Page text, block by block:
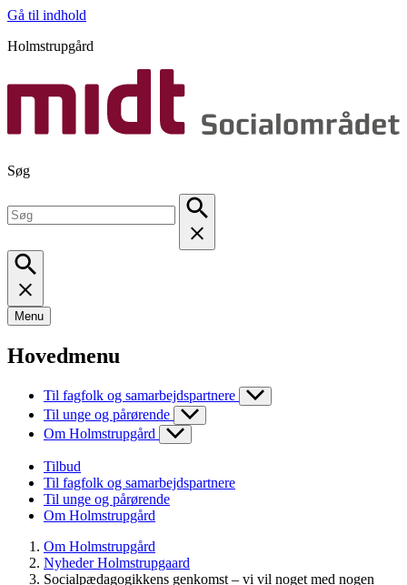
Gå til indhold
Holmstrupgård
Søg
Menu
Hovedmenu
Til fagfolk og samarbejdspartnere
Til unge og pårørende
Om Holmstrupgård
Tilbud
Til fagfolk og samarbejdspartnere
Til unge og pårørende
Om Holmstrupgård
Om Holmstrupgård
Nyheder Holmstrupgaard
Socialpædagogikkens genkomst – vi vil noget med nogen